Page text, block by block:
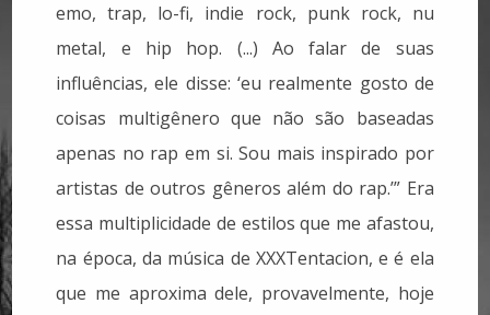
emo, trap, lo-fi, indie rock, punk rock, nu
metal, e hip hop. (...) Ao falar de suas
influências, ele disse: ‘eu realmente gosto de
coisas multigênero que não são baseadas
apenas no rap em si. Sou mais inspirado por
artistas de outros gêneros além do rap.’” Era
essa multiplicidade de estilos que me afastou,
na época, da música de XXXTentacion, e é ela
que me aproxima dele, provavelmente, hoje